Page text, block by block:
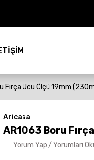
Fırça Ucu Ölçü 19mm
Aricasa
AR1063 Boru
Yorum Yap / Yorumları